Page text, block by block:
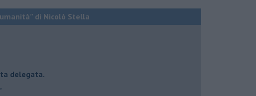
di Nicolò Stella
delegata.